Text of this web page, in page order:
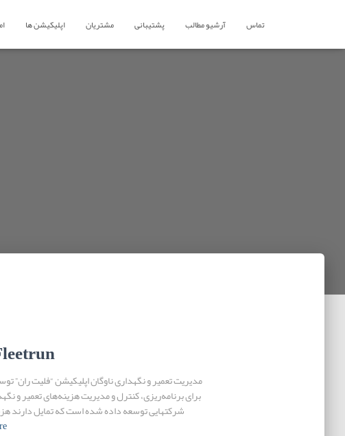
اپلیکیشن ها مشتریان پشتیبانی آرشیو مطالب تماس
برای برنامه‌ریزی، کنترل و مدیریت هزینه‌های تعمیر و
شرکتهایی توسعه داده‌ شده است که تمایل دارند